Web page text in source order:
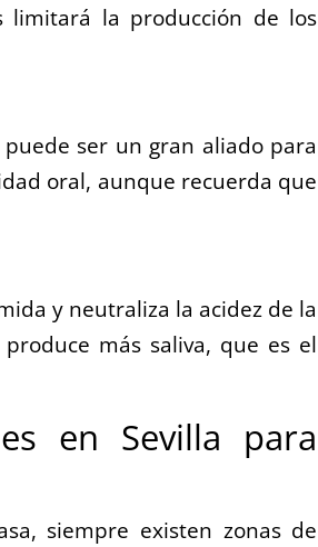
limitará la producción de los
ser un gran aliado para
oral, aunque recuerda que
y neutraliza la acidez de la
más saliva, que es el
en Sevilla para
siempre existen zonas de